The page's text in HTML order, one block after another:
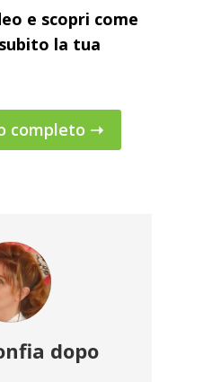
e scopri come
la tua
completo ➝
dopo